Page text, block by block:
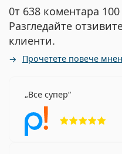
0т 638 коментара
Разгледайте
клиенти.
Прочетете повече
Все супер